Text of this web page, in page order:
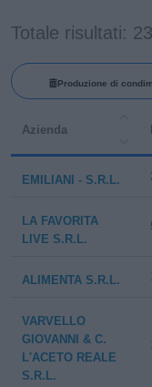
Totale risultati:
Produzione di
Azienda
EMILIANI - S.R.L.
LA FAVORITA
LIVE S.R.L.
ALIMENTA S.R.L.
VARVELLO
GIOVANNI & C.
L'ACETO REALE
S.R.L.